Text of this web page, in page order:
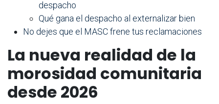
despacho
Qué gana el despacho al externalizar bien
No dejes que el MASC frene tus reclamaciones
La nueva realidad de la
morosidad comunitaria
desde 2026